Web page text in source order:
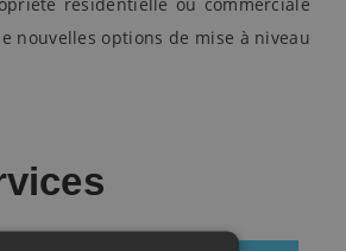
résidentielle ou commerciale
nouvelles options de mise à niveau